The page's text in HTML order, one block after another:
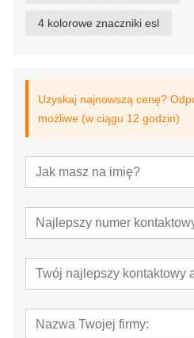
4 kolorowe znaczniki esl
Uzyskaj najnowszą cenę?
możliwe (w ciągu 12 godzin)